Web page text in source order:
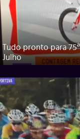
Tudo pronto para
Julho